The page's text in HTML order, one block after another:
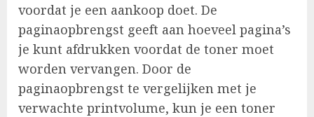
voordat je een aankoop doet. De
paginaopbrengst geeft aan hoeveel pagina’s
je kunt afdrukken voordat de toner moet
worden vervangen. Door de
paginaopbrengst te vergelijken met je
verwachte printvolume, kun je een toner